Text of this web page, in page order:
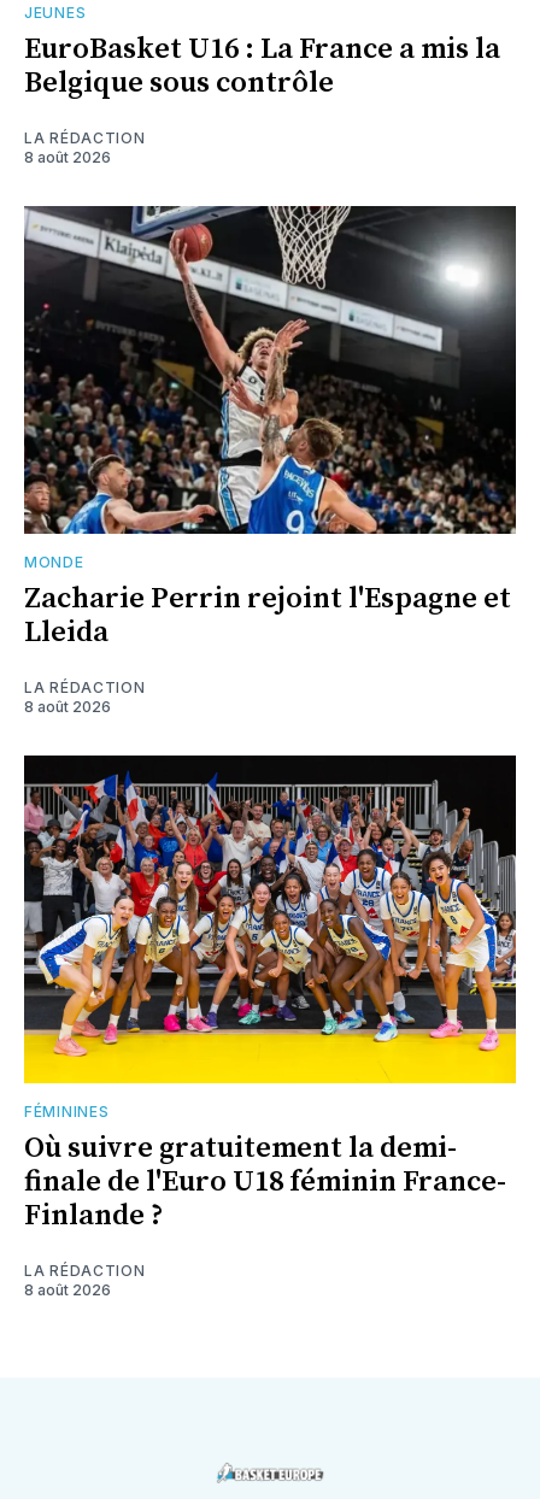
JEUNES
EuroBasket U16 : La France a mis la
Belgique sous contrôle
LA RÉDACTION
8 août 2026
MONDE
Zacharie Perrin rejoint l'Espagne et
Lleida
LA RÉDACTION
8 août 2026
FÉMININES
Où suivre gratuitement la demi-
finale de l'Euro U18 féminin France-
Finlande ?
LA RÉDACTION
8 août 2026